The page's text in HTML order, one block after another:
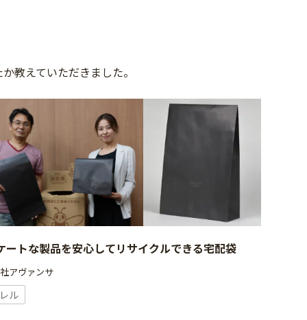
教えていただきました。
ートな製品を安心してリサイクルできる宅配袋
アヴァンサ
ル